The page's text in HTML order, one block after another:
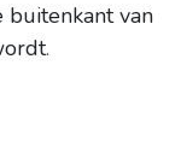
buitenkant van
.